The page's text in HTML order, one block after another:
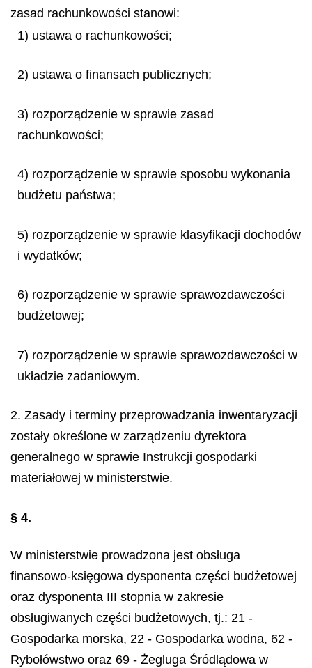
zasad rachunkowości stanowi:
1) ustawa o rachunkowości;
2) ustawa o finansach publicznych;
3) rozporządzenie w sprawie zasad
rachunkowości;
4) rozporządzenie w sprawie sposobu wykonania
budżetu państwa;
5) rozporządzenie w sprawie klasyfikacji dochodów
i wydatków;
6) rozporządzenie w sprawie sprawozdawczości
budżetowej;
7) rozporządzenie w sprawie sprawozdawczości w
układzie zadaniowym.
2. Zasady i terminy przeprowadzania inwentaryzacji
zostały określone w zarządzeniu dyrektora
generalnego w sprawie Instrukcji gospodarki
materiałowej w ministerstwie.
§ 4.
W ministerstwie prowadzona jest obsługa
finansowo-księgowa dysponenta części budżetowej
oraz dysponenta III stopnia w zakresie
obsługiwanych części budżetowych, tj.: 21 -
Gospodarka morska, 22 - Gospodarka wodna, 62 -
Rybołówstwo oraz 69 - Żegluga Śródlądowa w